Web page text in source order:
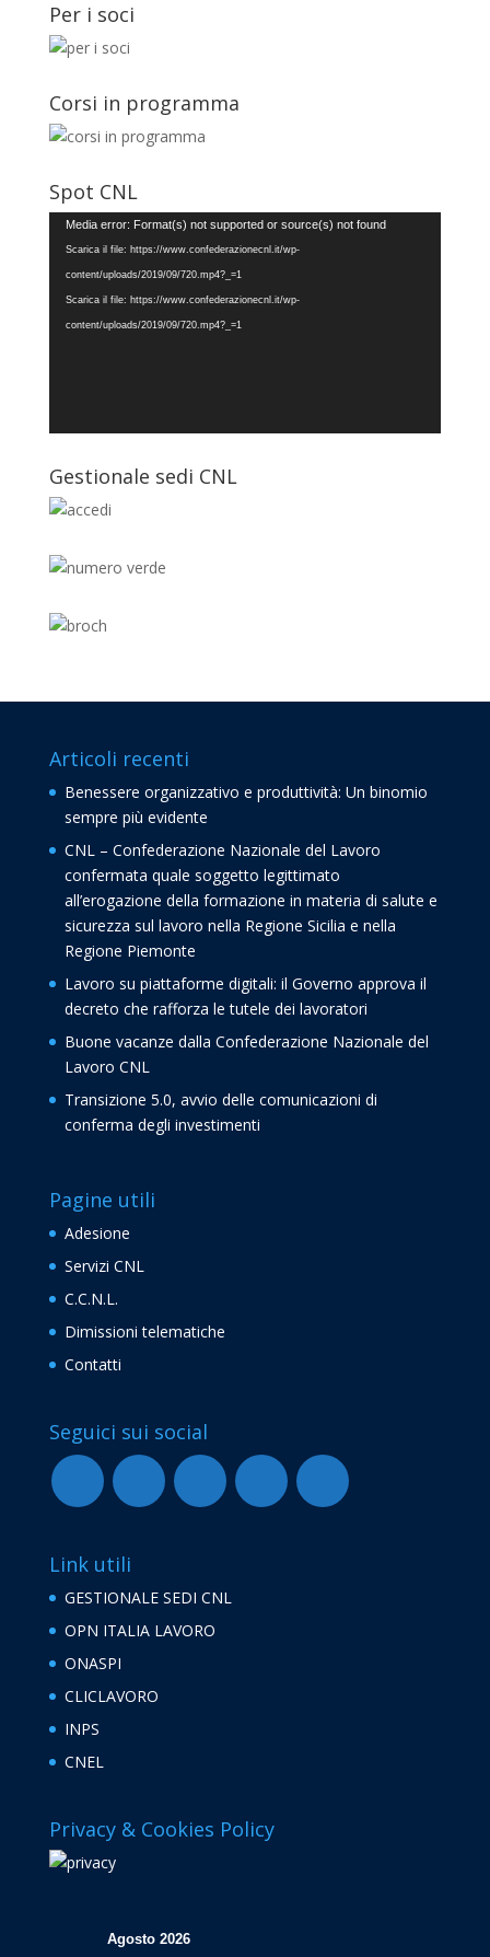
Per i soci
Corsi in programma
Spot CNL
Video
Player
Media error: Format(s) not supported or source(s) not found
Scarica il file: https://www.confederazionecnl.it/wp-
content/uploads/2019/09/720.mp4?_=1
Scarica il file: https://www.confederazionecnl.it/wp-
content/uploads/2019/09/720.mp4?_=1
Gestionale sedi CNL
Articoli recenti
Benessere organizzativo e produttività: Un binomio
sempre più evidente
CNL – Confederazione Nazionale del Lavoro
confermata quale soggetto legittimato
all’erogazione della formazione in materia di salute e
sicurezza sul lavoro nella Regione Sicilia e nella
Regione Piemonte
Lavoro su piattaforme digitali: il Governo approva il
decreto che rafforza le tutele dei lavoratori
Buone vacanze dalla Confederazione Nazionale del
Lavoro CNL
Transizione 5.0, avvio delle comunicazioni di
conferma degli investimenti
Pagine utili
Adesione
Servizi CNL
C.C.N.L.
Dimissioni telematiche
Contatti
Seguici sui social
Link utili
GESTIONALE SEDI CNL
OPN ITALIA LAVORO
ONASPI
CLICLAVORO
INPS
CNEL
Privacy & Cookies Policy
Agosto 2026